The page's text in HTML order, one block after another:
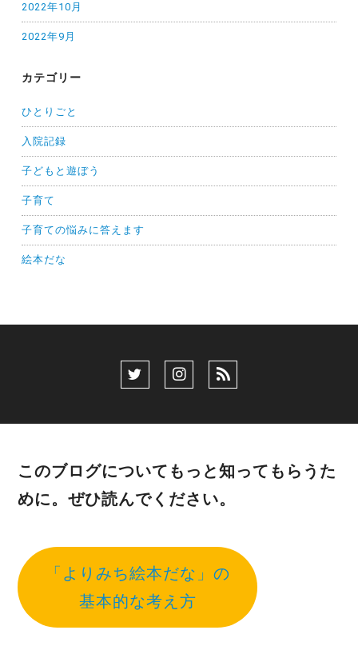
2022年10月
2022年9月
カテゴリー
ひとりごと
入院記録
子どもと遊ぼう
子育て
子育ての悩みに答えます
絵本だな
このブログについてもっと知ってもらうた
めに。ぜひ読んでください。
「よりみち絵本だな」の
基本的な考え方